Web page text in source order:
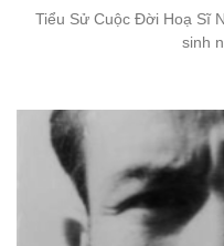
Tiểu Sử Cuộc Đời Hoạ Sĩ
sinh